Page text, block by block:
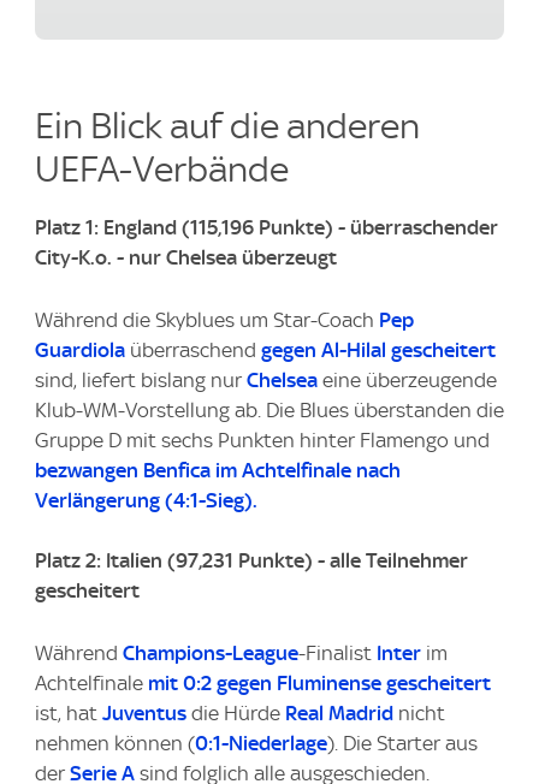
Ein Blick auf die anderen
UEFA-Verbände
Platz 1: England (115,196 Punkte) - überraschender
City-K.o. - nur Chelsea überzeugt
Während die Skyblues um Star-Coach Pep
Guardiola überraschend gegen Al-Hilal gescheitert
sind, liefert bislang nur Chelsea eine überzeugende
Klub-WM-Vorstellung ab. Die Blues überstanden die
Gruppe D mit sechs Punkten hinter Flamengo und
bezwangen Benfica im Achtelfinale nach
Verlängerung (4:1-Sieg).
Platz 2: Italien (97,231 Punkte) - alle Teilnehmer
gescheitert
Während Champions-League-Finalist Inter im
Achtelfinale mit 0:2 gegen Fluminense gescheitert
ist, hat Juventus die Hürde Real Madrid nicht
nehmen können (0:1-Niederlage). Die Starter aus
der Serie A sind folglich alle ausgeschieden.